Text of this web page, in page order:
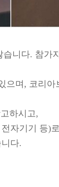
니다. 참
며, 코리
하시고,
자기기 등)
다.